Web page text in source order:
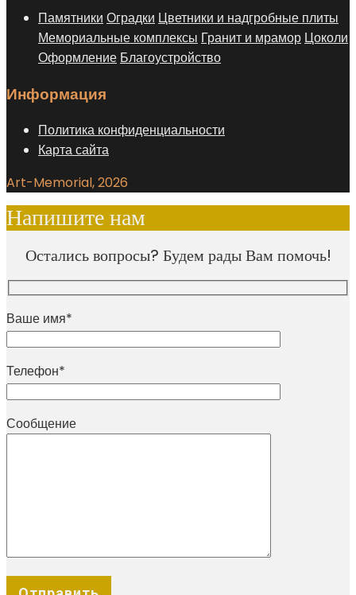
Памятники Оградки Цветники и надгробные плиты
Мемориальные комплексы Гранит и мрамор Цоколи
Оформление Благоустройство
Информация
Политика конфиденциальности
Карта сайта
Art-Memorial, 2026
Напишите нам
Остались вопросы? Будем рады Вам помочь!
Ваше имя*
Телефон*
Сообщение